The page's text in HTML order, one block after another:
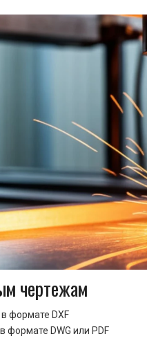
чертежам
формате DXF
формате DWG или PDF